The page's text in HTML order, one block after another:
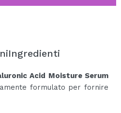
Ingredienti
Acid Moisture Serum
formulato per fornire